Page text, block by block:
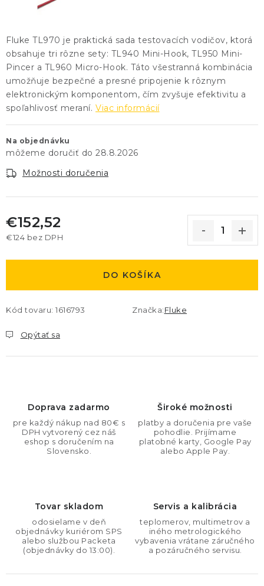
Fluke TL970 je praktická sada testovacích vodičov, ktorá
obsahuje tri rôzne sety: TL940 Mini-Hook, TL950 Mini-
Pincer a TL960 Micro-Hook. Táto všestranná kombinácia
umožňuje bezpečné a presné pripojenie k rôznym
elektronickým komponentom, čím zvyšuje efektivitu a
spoľahlivosť meraní. Viac informácií
Na objednávku
28.8.2026
Možnosti doručenia
€152,52
€124 bez DPH
DO KOŠÍKA
Kód tovaru: 1616793 Značka:Fluke
Opýtať sa
Doprava zadarmo
pre každý nákup nad 80€ s
DPH vytvorený cez náš
eshop s doručením na
Slovensko.
Široké možnosti
platby a doručenia pre vaše
pohodlie. Prijímame
platobné karty, Google Pay
alebo Apple Pay.
Tovar skladom
odosielame v deň
objednávky kuriérom SPS
alebo službou Packeta
(objednávky do 13:00).
Servis a kalibrácia
teplomerov, multimetrov a
iného metrologického
vybavenia vrátane záručného
a pozáručného servisu.